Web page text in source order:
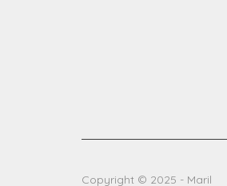
Copyright © 2025 - Maril